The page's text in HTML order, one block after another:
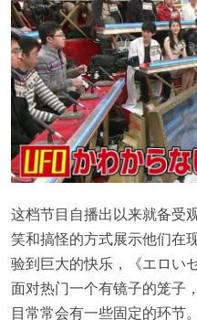
这档节目自播出以来就备受
笑和搞怪的方式展示他们在
验到巨大的快乐，《エロい
面对热门一个有镜子的笼子
目常常会有一些固定的环节